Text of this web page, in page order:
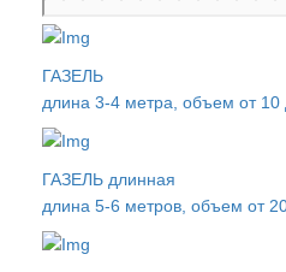
ГАЗЕЛЬ
длина 3-4 метра, объем от 10
ГАЗЕЛЬ длинная
длина 5-6 метров, объем от